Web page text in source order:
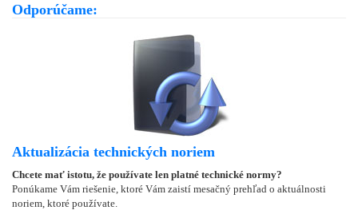
Odporúčame:
Aktualizácia technických noriem
Chcete mať istotu, že používate len platné technické normy?
Ponúkame Vám riešenie, ktoré Vám zaistí mesačný prehľad o aktuálnosti
noriem, ktoré používate.